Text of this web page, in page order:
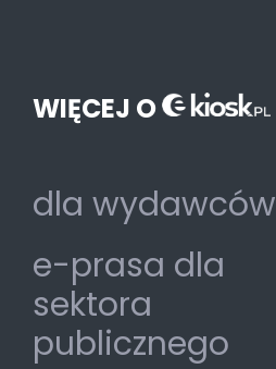
WIĘCEJ O
dla wydawców
e-prasa dla
sektora
publicznego